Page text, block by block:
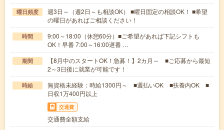
曜日頻度
週3日～（週2日～も相談OK） ■曜日固定の相談OK！ ■希望
の曜日があればご相談ください！
時間
9:00～18:00（休憩60分）■ご希望があれば下記シフトも
OK！早番 7:00～16:00遅番 …
期間
【8月中のスタートOK！急募！】2カ月～ ■ご応募から最短
2～3日後に就業が可能です！
時給
無資格未経験：時給1300円～ ■週払いOK ■扶養内OK ■
日収1万400円以上
交通費
交通費全額支給